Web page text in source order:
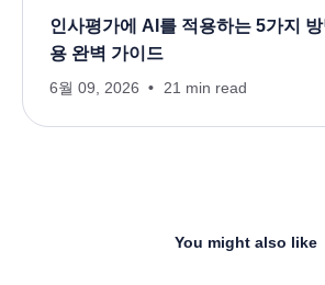
인사평가에 AI를 적용하는 5가지
용 완벽 가이드
6월 09, 2026 21 min read
You might also like